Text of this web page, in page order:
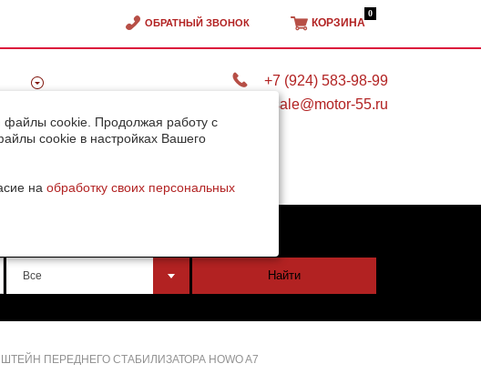
файлы cookie. Продолжая работу с
cookie в настройках Вашего
на обработку своих персональных
ОБРАТНЫЙ ЗВОНОК КОРЗИНА
0
+7 (924) 583-98-99
sale@motor-55.ru
Все Найти
ПЕРЕДНЕГО СТАБИЛИЗАТОРА HOWO A7